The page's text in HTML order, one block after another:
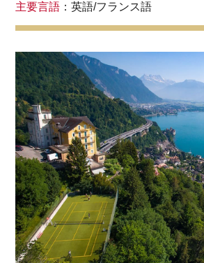
主要言語 ：英語/フランス語